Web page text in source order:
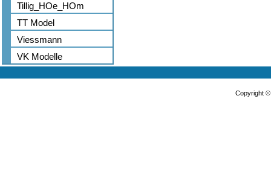
Tillig_HOe_HOm
TT Model
Viessmann
VK Modelle
Copyright